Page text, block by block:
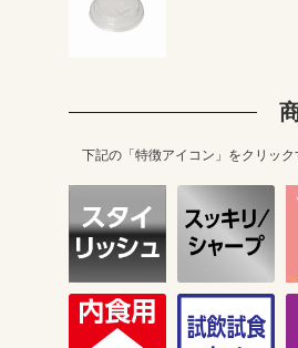
下記の「特徴アイコン」をクリッ